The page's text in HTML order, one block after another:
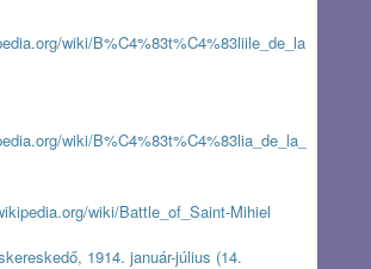
wiki/B%C4%83t%C4%83liile_de_la
wiki/B%C4%83t%C4%83lia_de_la_
wiki/Battle_of_Saint-Mihiel
1914. január-július (14.